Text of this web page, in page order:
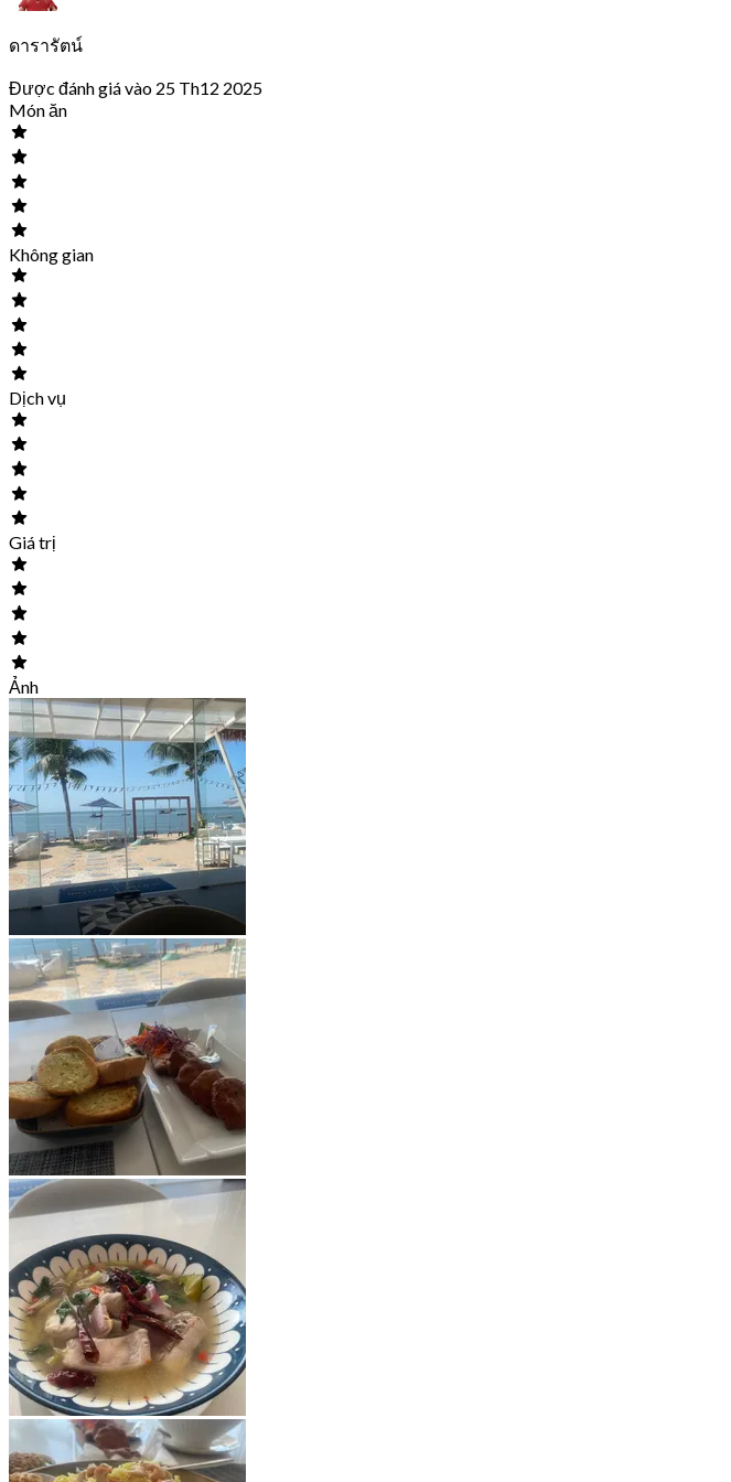
ดารารัตน์
Được đánh giá vào 25 Th12 2025
Món ăn
Không gian
Dịch vụ
Giá trị
Ảnh